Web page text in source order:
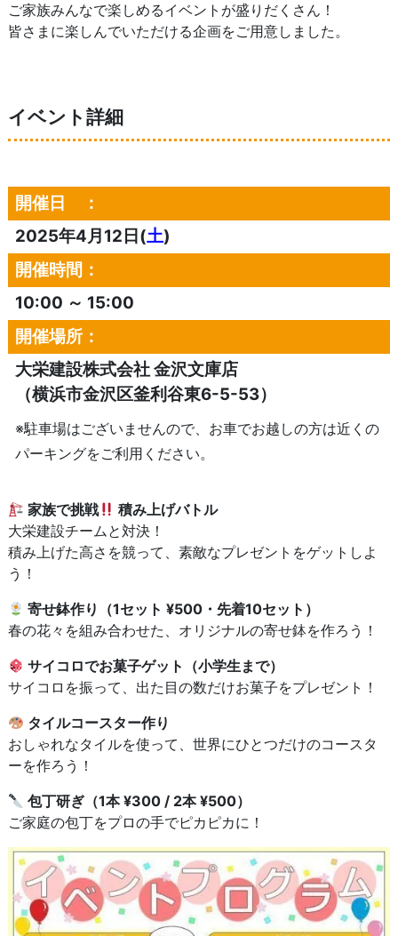
ご家族みんなで楽しめるイベントが盛りだくさん！
皆さまに楽しんでいただける企画をご用意しました。
イベント詳細
開催日 ：
2025年4月12日(土)
開催時間：
10:00 ～ 15:00
開催場所：
大栄建設株式会社 金沢文庫店
（横浜市金沢区釜利谷東6-5-53）
※駐車場はございませんので、お車でお越しの方は近くの
パーキングをご利用ください。
家族で挑戦
積み上げバトル
大栄建設チームと対決！
積み上げた高さを競って、素敵なプレゼントをゲットしよ
う！
寄せ鉢作り（1セット ¥500・先着10セット）
春の花々を組み合わせた、オリジナルの寄せ鉢を作ろう！
サイコロでお菓子ゲット（小学生まで）
サイコロを振って、出た目の数だけお菓子をプレゼント！
タイルコースター作り
おしゃれなタイルを使って、世界にひとつだけのコースタ
ーを作ろう！
包丁研ぎ（1本 ¥300 / 2本 ¥500）
ご家庭の包丁をプロの手でピカピカに！